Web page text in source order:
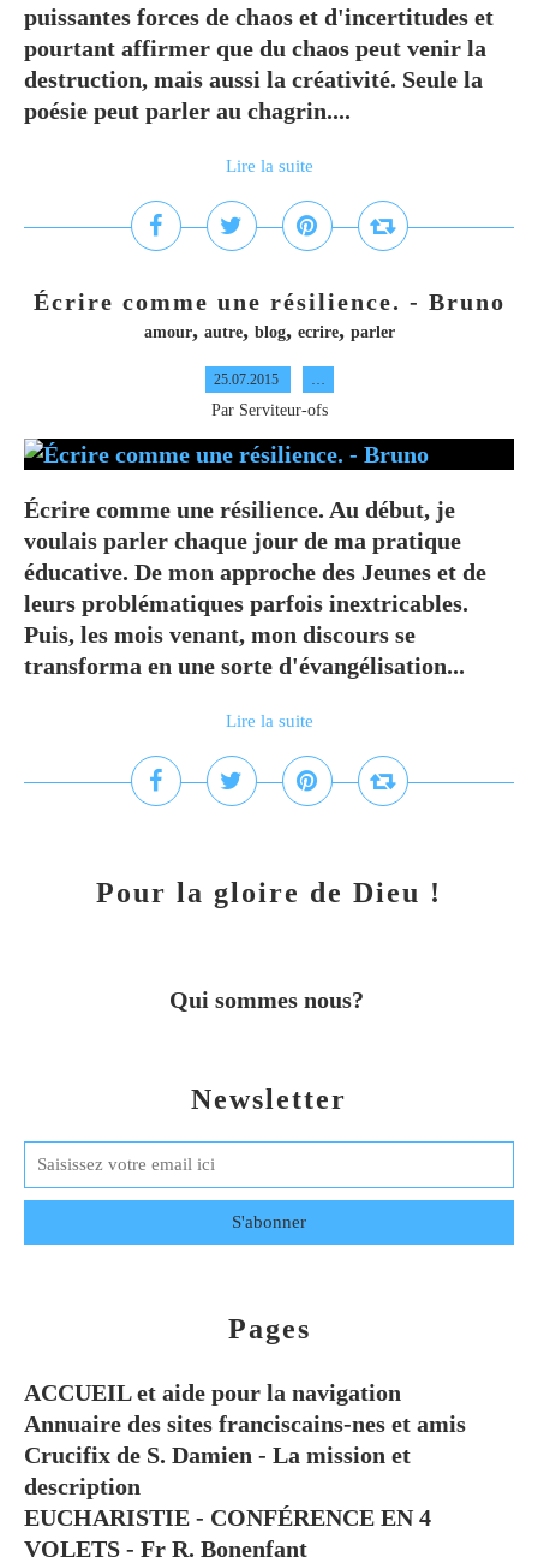
puissantes forces de chaos et d'incertitudes et
pourtant affirmer que du chaos peut venir la
destruction, mais aussi la créativité. Seule la
poésie peut parler au chagrin....
Lire la suite
Écrire comme une résilience. - Bruno
amour, autre, blog, ecrire, parler
25.07.2015 …
Par Serviteur-ofs
Écrire comme une résilience. Au début, je
voulais parler chaque jour de ma pratique
éducative. De mon approche des Jeunes et de
leurs problématiques parfois inextricables.
Puis, les mois venant, mon discours se
transforma en une sorte d'évangélisation...
Lire la suite
Newsletter
Pages
ACCUEIL et aide pour la navigation
Annuaire des sites franciscains-nes et amis
Crucifix de S. Damien - La mission et
description
EUCHARISTIE - CONFÉRENCE EN 4
VOLETS - Fr R. Bonenfant
Pour la gloire de Dieu !
Qui sommes nous?